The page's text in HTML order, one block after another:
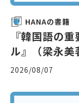
HANAの書籍
『韓国語の
ル』（梁永美
2026/08/07